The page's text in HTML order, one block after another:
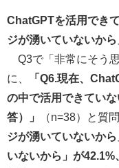
ChatGPTを活用でき
ジが湧いていないか
Q3で「非常にそう
に、
「Q6.現在、
の中で活用できてい
答）」
（n=38）と質
ジが湧いていないか
いないから」が